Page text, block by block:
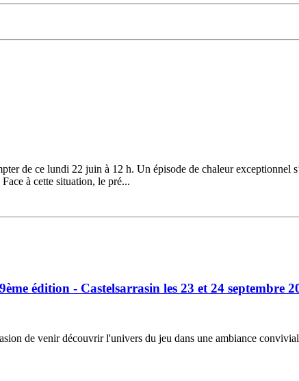
de ce lundi 22 juin à 12 h. Un épisode de chaleur exceptionnel
à cette situation, le pré...
édition - Castelsarrasin les 23 et 24 septembre
de venir découvrir l'univers du jeu dans une ambiance